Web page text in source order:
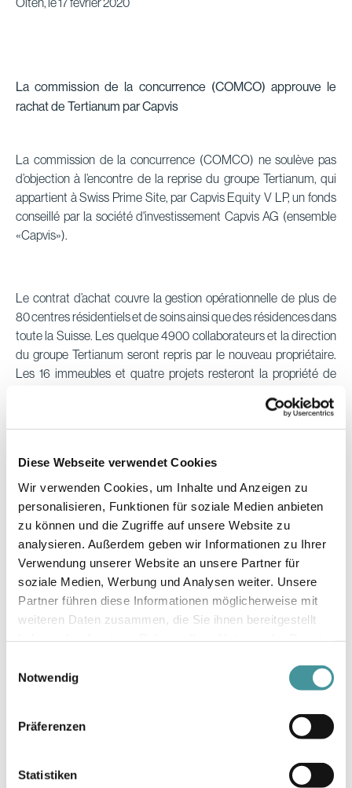
Diese Webseite verwendet Cookies
Wir verwenden Cookies, um Inhalte und Anzeigen zu
personalisieren, Funktionen für soziale Medien anbieten
zu können und die Zugriffe auf unsere Website zu
analysieren. Außerdem geben wir Informationen zu Ihrer
Verwendung unserer Website an unsere Partner für
soziale Medien, Werbung und Analysen weiter. Unsere
Partner führen diese Informationen möglicherweise mit
weiteren Daten zusammen, die Sie ihnen bereitgestellt
Notwendig
Präferenzen
Statistiken
La commission de la concurrence (COMCO) approuve le
rachat de Tertianum par Capvis
La commission de la concurrence (COMCO) ne soulève pas
d’objection à l’encontre de la reprise du groupe Tertianum, qui
appartient à Swiss Prime Site, par Capvis Equity V LP, un fonds
conseillé par la société d'investissement Capvis AG (ensemble
«Capvis»).
Le contrat d’achat couvre la gestion opérationnelle de plus de
80 centres résidentiels et de soins ainsi que des résidences dans
toute la Suisse. Les quelque 4900 collaborateurs et la direction
du groupe Tertianum seront repris par le nouveau propriétaire.
Les 16 immeubles et quatre projets resteront la propriété de
semaines.
Communiqué de presse
Pour toute question, veuillez vous adresser à:
Tél. +41 58 317 17 64, markus.waeber@sps.swiss
Tél. +41 58 317 17 42, mladen.tomic@sps.swiss